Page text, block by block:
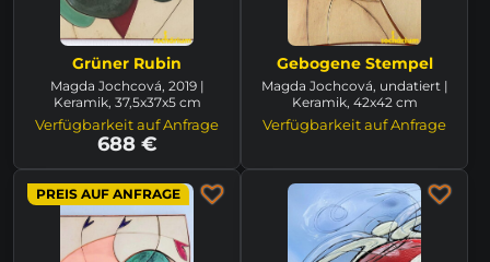
Grüner Rubin
Magda Jochcová, 2019 |
Keramik, 37,5x37x5 cm
Verfügbarkeit auf Anfrage
688 €
Gebogene Stempel
Magda Jochcová, undatiert |
Keramik, 42x42 cm
Verfügbarkeit auf Anfrage
PREIS AUF ANFRAGE